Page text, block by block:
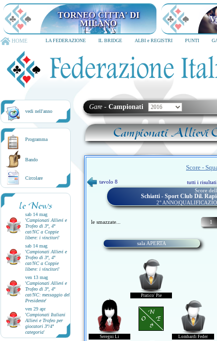
TORNEO CITTA' DI
MILANO
HOME LA FEDERAZIONE IL BRIDGE ALBI e REGISTRI PUNTI
vedi nell'anno
Programma
Bando
Circolare
le News
sab 14 mag
'Campionati Allievi e
Trofeo di 3ª, 4ª
cat/NC a Coppie
libere: i vincitori'
sab 14 mag
'Campionati Allievi e
Trofeo di 3ª, 4ª
cat/NC a Coppie
libere: i vincitori'
ven 13 mag
'Campionati Allievi e
Trofeo di 3ª, 4ª
cat/NC: messaggio del
Presidente'
ven 29 apr
'Campionati Italiani
Allievi e Trofeo per
giocatori 3ª/4ª
categoria'
Gare - Campionati
Campionati Allievi
Score -
tavolo 8
tutti i
Score
Schiatti - Sport Club Dil.
2°
le smazzate... 1
sala APERTA
Pratico' Pie
Seregni Li
N
O E
S
Lombardi Feder